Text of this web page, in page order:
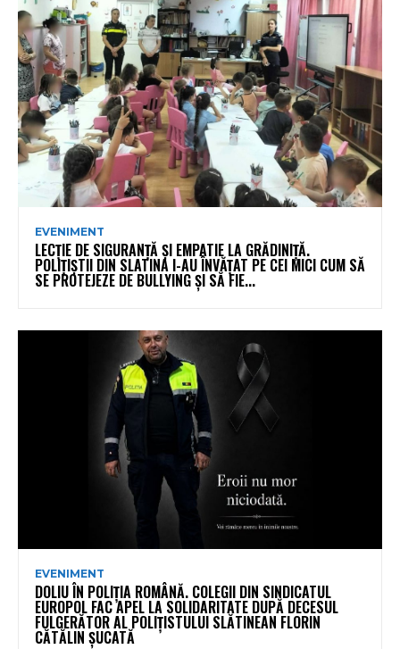
EVENIMENT
LECȚIE DE SIGURANȚĂ ȘI EMPATIE LA GRĂDINIȚĂ.
POLIȚIȘTII DIN SLATINA I-AU ÎNVĂȚAT PE CEI MICI CUM SĂ
SE PROTEJEZE DE BULLYING ȘI SĂ FIE...
EVENIMENT
DOLIU ÎN POLIȚIA ROMÂNĂ. COLEGII DIN SINDICATUL
EUROPOL FAC APEL LA SOLIDARITATE DUPĂ DECESUL
FULGERĂTOR AL POLIȚISTULUI SLĂTINEAN FLORIN
CĂTĂLIN ȘUCATĂ